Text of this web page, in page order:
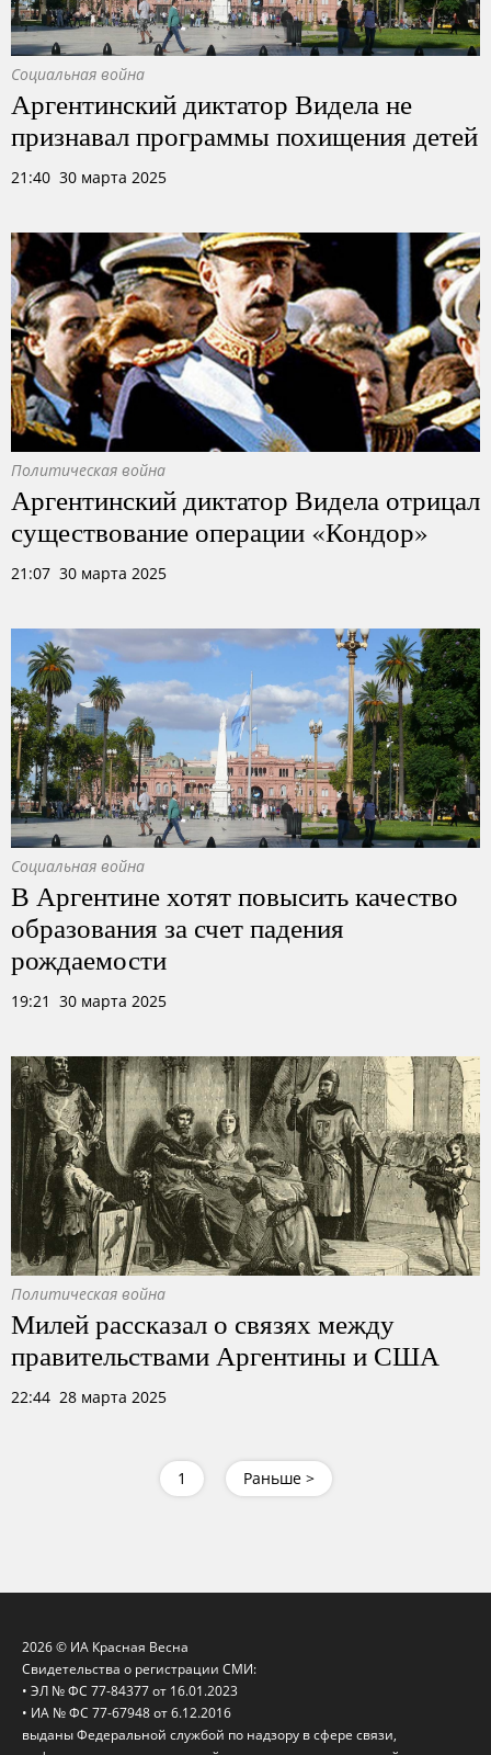
Социальная война
Аргентинский диктатор Видела не
признавал программы похищения детей
21:40 30 марта 2025
Политическая война
Аргентинский диктатор Видела отрицал
существование операции «Кондор»
21:07 30 марта 2025
Социальная война
В Аргентине хотят повысить качество
образования за счет падения
рождаемости
19:21 30 марта 2025
Политическая война
Милей рассказал о связях между
правительствами Аргентины и США
22:44 28 марта 2025
1 Раньше >
2026 © ИА Красная Весна
Свидетельства о регистрации СМИ:
• ЭЛ № ФС 77-84377 от 16.01.2023
• ИА № ФС 77-67948 от 6.12.2016
выданы Федеральной службой по надзору в сфере связи,